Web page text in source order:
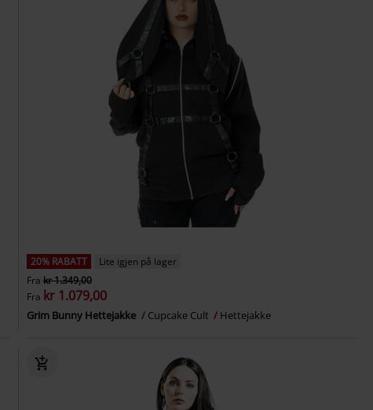
20% RABATT
Lite igjen på lager
Fra kr 1.349,00
Fra kr 1.079,00
Grim Bunny Hettejakke Cupcake Cult Hettejakke